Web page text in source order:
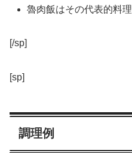
魯肉飯はその代表的料理
[/sp]
[sp]
調理例